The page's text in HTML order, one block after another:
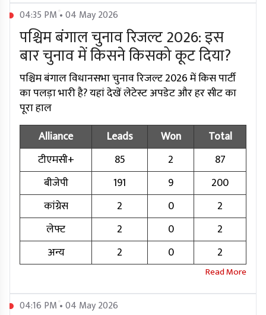
04:35 PM • 04 May 2026
पश्चिम बंगाल चुनाव रिजल्ट 2026: इस
बार चुनाव में किसने किसको कूट दिया?
पश्चिम बंगाल विधानसभा चुनाव रिजल्ट 2026 में किस पार्टी
का पलड़ा भारी है? यहां देखें लेटेस्ट अपडेट और हर सीट का
पूरा हाल
Alliance
Leads Won
Total
टीएमसी+
85 2
87
बीजेपी
191 9
200
कांग्रेस
2 0
2
लेफ्ट
2 0
2
अन्य
2 0 2
04:16 PM • 04 May 2026